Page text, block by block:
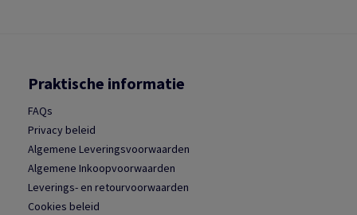
Praktische informatie
FAQs
Privacy beleid
Algemene Leveringsvoorwaarden
Algemene Inkoopvoorwaarden
Leverings- en retourvoorwaarden
Cookies beleid